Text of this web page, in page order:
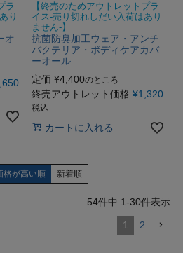
ラ
り
オ
【終売のためアウトレットプラ
イス-売り切れしだい入荷はあり
ません-】
抗菌防臭加工ウェア・アンチ
バクテリア・ボディケアカバ
ーオール
定価 ¥4,400のところ
終売アウトレット価格 ¥1,320
税込
カートに入れる
格が高い順 新着順
54件中 1-30件表示
1 2